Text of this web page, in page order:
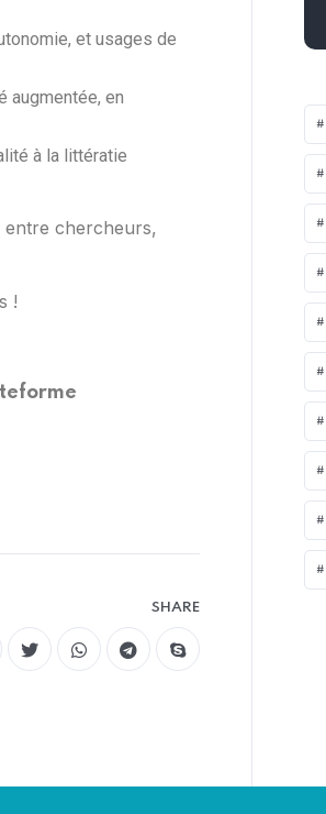
et usages de
augmentée, en
à la littératie
chercheurs,
!
SHARE